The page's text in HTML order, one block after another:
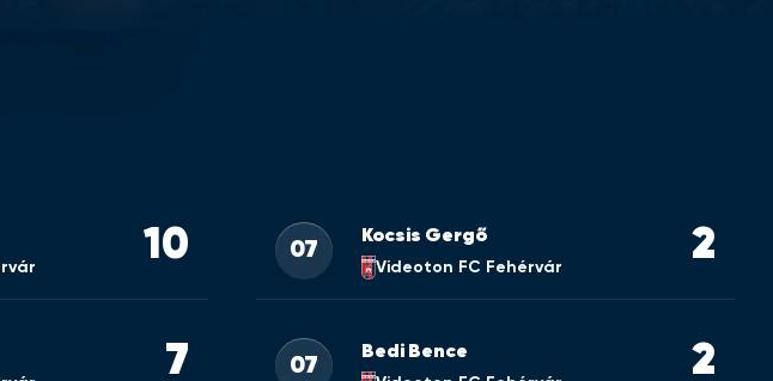
10
7
07
Kocsis Gergő
Videoton FC Fehérvár 2
07
Bedi Bence 2